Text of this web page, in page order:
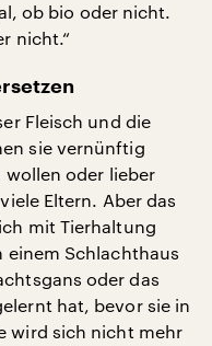
ob bio oder nicht.
nicht.“
Fleisch und die
sie vernünftig
wollen oder lieber
Eltern. Aber das
mit Tierhaltung
einem Schlachthaus
oder das
hat, bevor sie in
wird sich nicht mehr